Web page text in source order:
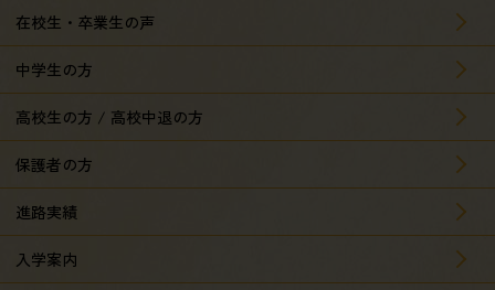
在校生・卒業生の声
中学生の方
高校生の方 / 高校中退の方
保護者の方
進路実績
入学案内